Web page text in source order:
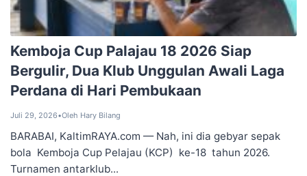
‎Kemboja Cup Palajau 18 2026 Siap
‎Bergulir, Dua Klub Unggulan Awali ‎Laga
Perdana di Hari Pembukaan
Juli 29, 2026•Oleh Hary Bilang
‎BARABAI, KaltimRAYA.com — Nah, ini dia gebyar sepak
bola Kemboja Cup Pelajau (KCP) ke-18 tahun 2026.
Turnamen antarklub...